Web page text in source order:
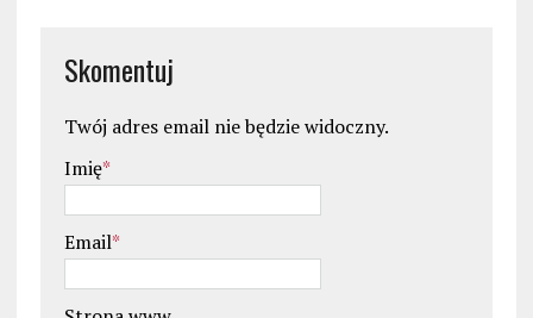
Skomentuj
Twój adres email nie będzie widoczny.
Imię*
Email*